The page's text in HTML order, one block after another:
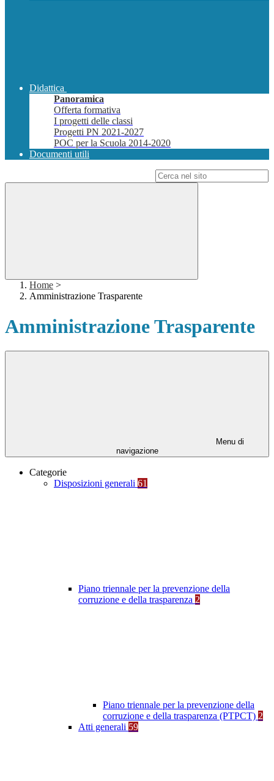
Didattica
Panoramica
Offerta formativa
I progetti delle classi
Progetti PN 2021-2027
POC per la Scuola 2014-2020
Documenti utili
Home >
Amministrazione Trasparente
Amministrazione Trasparente
Menu di
navigazione
Categorie
Disposizioni generali 61
Piano triennale per la prevenzione della
corruzione e della trasparenza 2
Piano triennale per la prevenzione della
corruzione e della trasparenza (PTPCT) 2
Atti generali 59